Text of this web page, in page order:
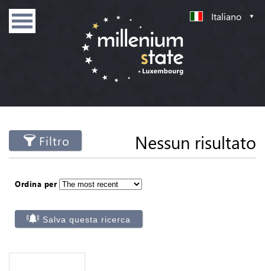
Italiano
Filtro Nessun risultato
Ordina per
Salva questa ricerca